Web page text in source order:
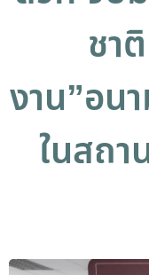
ชา
งาน”อน
ในสถ